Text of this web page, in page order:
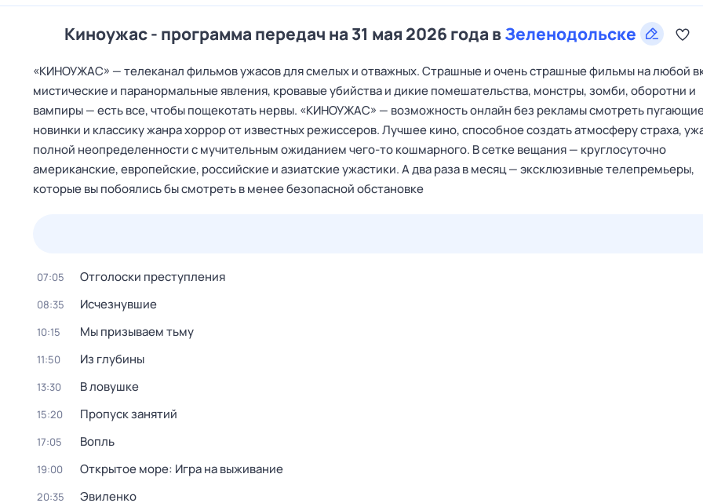
Киноужас - программа передач на 31 мая 2026 года вЗеленодольске
«КИНОУЖАС» — телеканал фильмов ужасов для смелых и отважных. Страшные и очень страшные фильмы на любой
мистические и паранормальные явления, кровавые убийства и дикие помешательства, монстры, зомби, оборотни и
вампиры — есть все, чтобы пощекотать нервы. «КИНОУЖАС» — возможность онлайн без рекламы смотреть
новинки и классику жанра хоррор от известных режиссеров. Лучшее кино, способное создать атмосферу страха,
полной неопределенности с мучительным ожиданием чего-то кошмарного. В сетке вещания — круглосуточно
американские, европейские, российские и азиатские ужастики. А два раза в месяц — эксклюзивные телепремьеры,
которые вы побоялись бы смотреть в менее безопасной обстановке
07:05 Отголоски преступления
08:35 Исчезнувшие
10:15 Мы призываем тьму
11:50 Из глубины
13:30 В ловушке
15:20 Пропуск занятий
17:05 Вопль
19:00 Открытое море: Игра на выживание
20:35 Эвиленко